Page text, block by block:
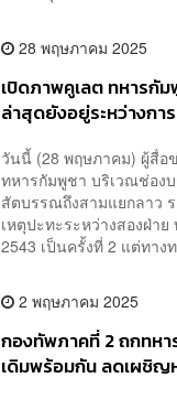
28 พฤษภาคม 2025
เปิดภาพคูเลต ทหารกั
ล่าสุดยังอยู่ระหว่างกา
วันนี้ (28 พฤษภาคม) ผู้สื่อ
ทหารกัมพูชา บริเวณช่อง
สัตบรรณถึงสามแยกลาว
เหตุปะทะระหว่างสองฝ่าย
2543 เป็นครั้งที่ 2 แต่ทา
2 พฤษภาคม 2025
กองทัพภาคที่ 2 ถกทห
เดิมพร้อมกัน ลดเผชิญ